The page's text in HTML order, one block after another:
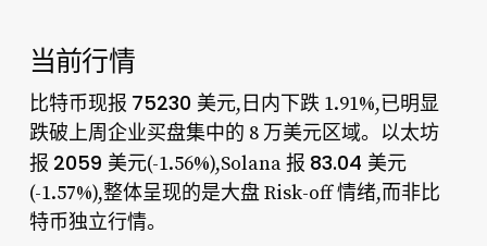
当前行情
比特币现报 75230 美元,日内下跌 1.91%,已明显
跌破上周企业买盘集中的 8 万美元区域。以太坊
报 2059 美元(-1.56%),Solana 报 83.04 美元
(-1.57%),整体呈现的是大盘 Risk-off 情绪,而非比
特币独立行情。